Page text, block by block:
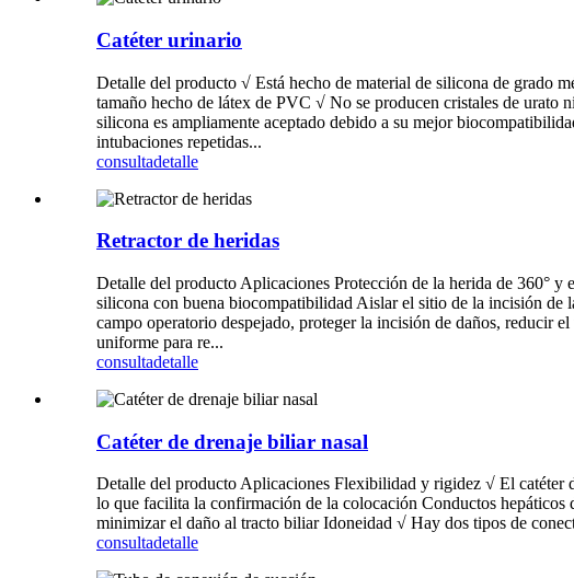
Catéter urinario
Detalle del producto √ Está hecho de material de silicona de grado
tamaño hecho de látex de PVC √ No se producen cristales de
silicona es ampliamente aceptado debido a su mejor
intubaciones repetidas...
consultadetalle
Retractor de heridas
Detalle del producto Aplicaciones Protección de la herida de 360°
silicona con buena biocompatibilidad Aislar el sitio de la incisión de
campo operatorio despejado, proteger la incisión de daños, reducir
uniforme para re...
consultadetalle
Catéter de drenaje biliar nasal
Detalle del producto Aplicaciones Flexibilidad y rigidez √ El catéter
lo que facilita la confirmación de la colocación Conductos
minimizar el daño al tracto biliar Idoneidad √ Hay dos tipos de
consultadetalle